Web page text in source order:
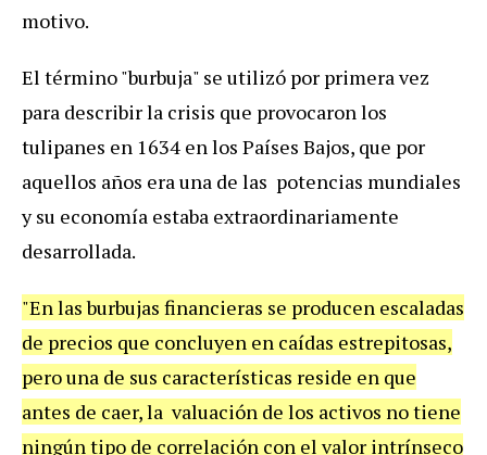
motivo.
El término "burbuja" se utilizó por primera vez
para describir la crisis que provocaron los
tulipanes en 1634 en los Países Bajos, que por
aquellos años era una de las potencias mundiales
y su economía estaba extraordinariamente
desarrollada.
"En las burbujas financieras se producen escaladas
de precios que concluyen en caídas estrepitosas,
pero una de sus características reside en que
antes de caer, la valuación de los activos no tiene
ningún tipo de correlación con el valor intrínseco